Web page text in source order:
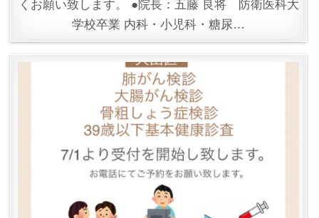
くお願い致します。 ●院長：五藤 良将 防衛医科大
学校卒業 内科・小児科・糖尿…